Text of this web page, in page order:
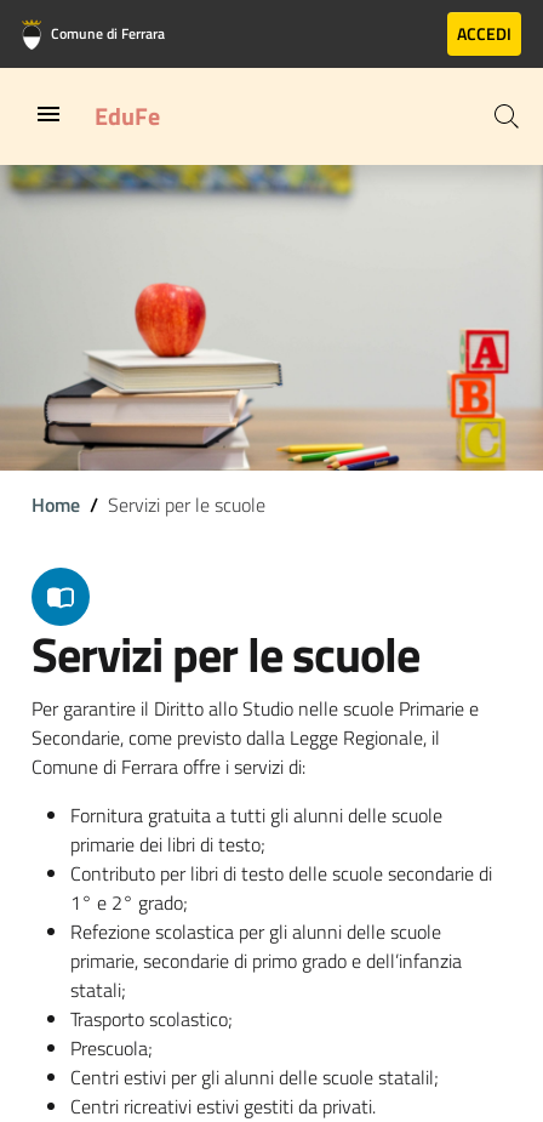
Vai al contenuto principale
Vai al footer
Comune di Ferrara ACCEDI
EduFe
Home Servizi per le scuole
Servizi per le scuole
Per garantire il Diritto allo Studio nelle scuole Primarie e
Secondarie, come previsto dalla Legge Regionale, il
Comune di Ferrara offre i servizi di:
Fornitura gratuita a tutti gli alunni delle scuole
primarie dei libri di testo;
Contributo per libri di testo delle scuole secondarie di
1° e 2° grado;
Refezione scolastica per gli alunni delle scuole
primarie, secondarie di primo grado e dell’infanzia
statali;
Trasporto scolastico;
Prescuola;
Centri estivi per gli alunni delle scuole statalil;
Centri ricreativi estivi gestiti da privati.